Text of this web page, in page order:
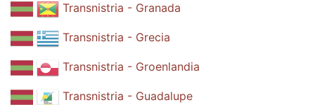
Transnistria - Granada
Transnistria - Grecia
Transnistria - Groenlandia
Transnistria - Guadalupe